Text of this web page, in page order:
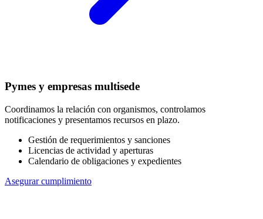
Pymes y empresas multisede
Coordinamos la relación con organismos, controlamos
notificaciones y presentamos recursos en plazo.
Gestión de requerimientos y sanciones
Licencias de actividad y aperturas
Calendario de obligaciones y expedientes
Asegurar cumplimiento